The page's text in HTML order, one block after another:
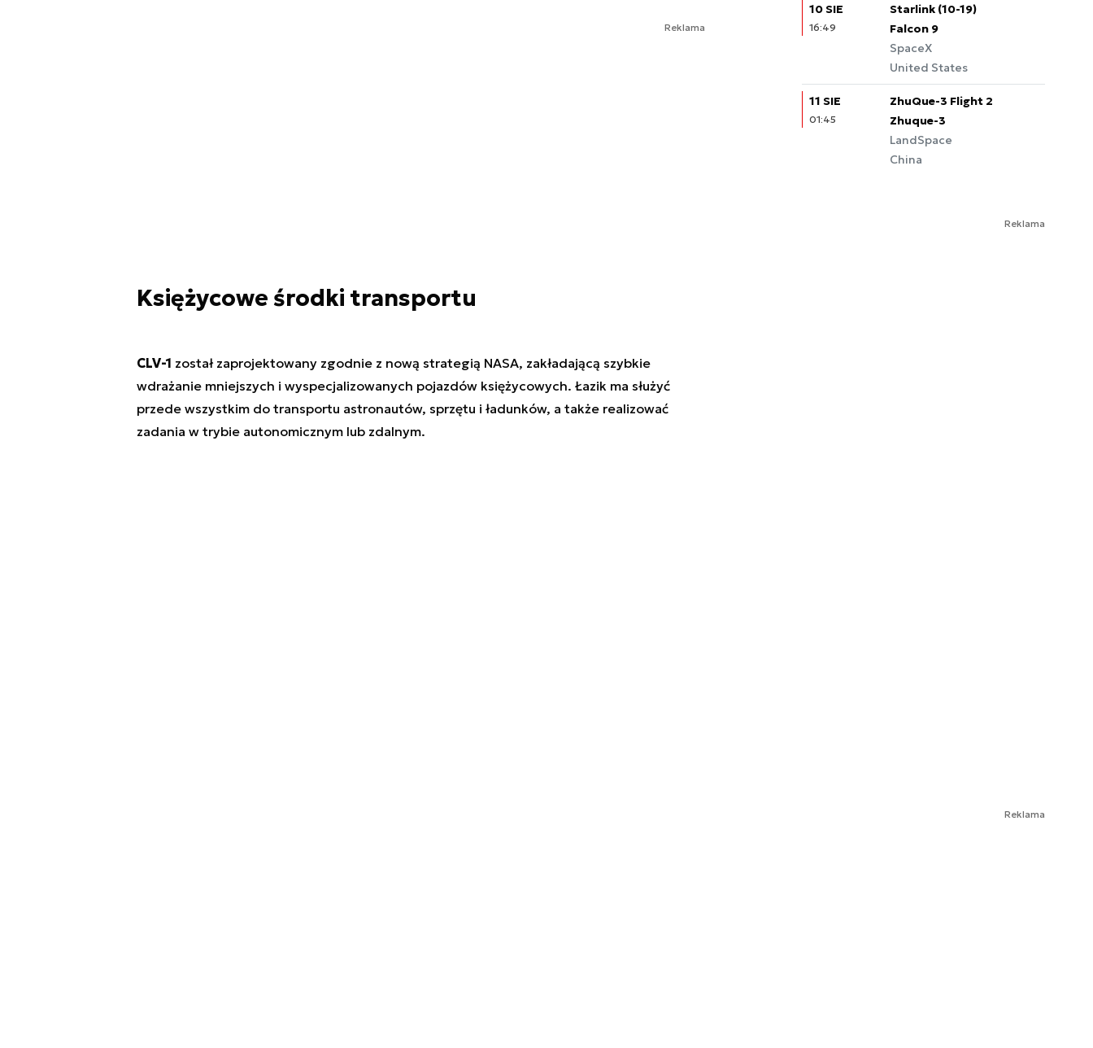
Reklama
Księżycowe środki transportu
CLV-1 został zaprojektowany zgodnie z nową strategią NASA, zakładającą szybkie
wdrażanie mniejszych i wyspecjalizowanych pojazdów księżycowych. Łazik ma służyć
przede wszystkim do transportu astronautów, sprzętu i ładunków, a także realizować
zadania w trybie autonomicznym lub zdalnym.
10 SIE
16:49
Starlink (10-19)
Falcon 9
SpaceX
United States
11 SIE
01:45
ZhuQue-3 Flight 2
Zhuque-3
LandSpace
China
Reklama
Reklama